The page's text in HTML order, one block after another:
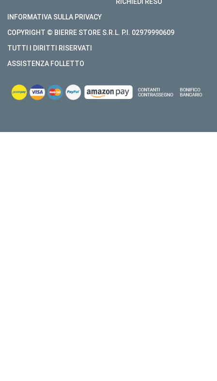
INFORMATIVA SULLA PRIVACY
COPYRIGHT © BIERRE STORE S.R.L. P.I. 02979990609
TUTTI I DIRITTI RISERVATI
ASSISTENZA FOLLETTO